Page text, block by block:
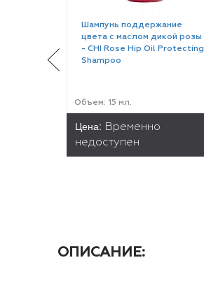
Шампунь поддержание
цвета с маслом дикой розы
- CHI Rose Hip Oil Protecting
Shampoo
Объем: 15 мл.
Цена: Временно
недоступен
ОПИСАНИЕ: